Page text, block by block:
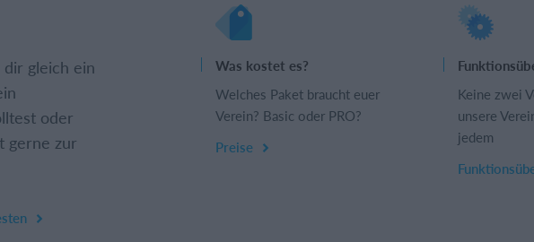
gleich ein
oder
gerne zur
Was kostet es?
Welches Paket braucht euer
Verein? Basic oder PRO?
Preise
Keine zwei
unsere
jedem